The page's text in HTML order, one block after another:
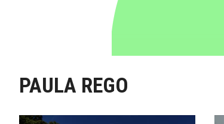
PAULA REGO